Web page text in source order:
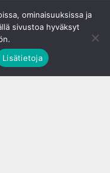
ominaisuuksissa ja
sivustoa hyväksyt
Lisätietoja